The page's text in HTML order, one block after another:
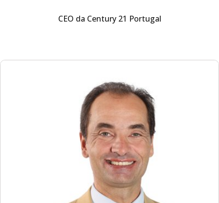
CEO da Century 21 Portugal